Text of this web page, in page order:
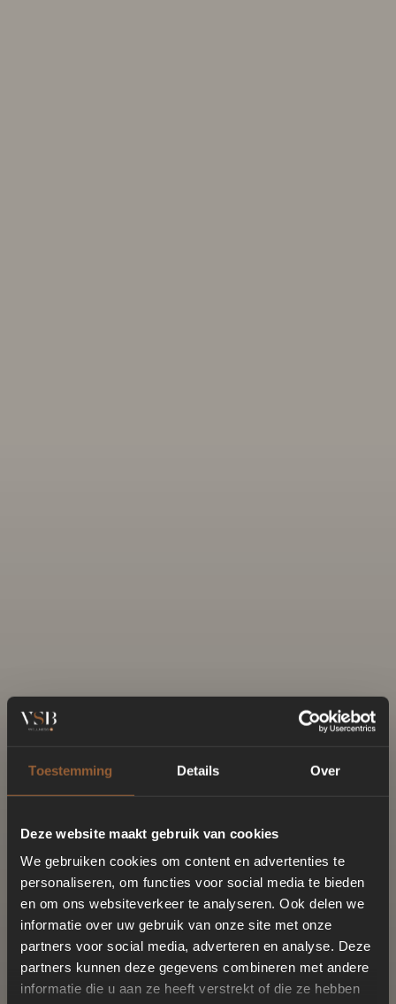
Toestemming Details Over
Deze website maakt gebruik van cookies
We gebruiken cookies om content en advertenties te
personaliseren, om functies voor social media te bieden
en om ons websiteverkeer te analyseren. Ook delen we
informatie over uw gebruik van onze site met onze
partners voor social media, adverteren en analyse. Deze
partners kunnen deze gegevens combineren met andere
informatie die u aan ze heeft verstrekt of die ze hebben